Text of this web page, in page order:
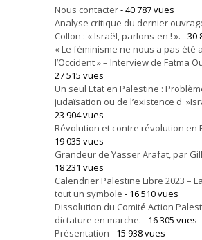
Nous contacter- 40 787 vues
Analyse critique du dernier
Collon : « Israël, parlons-en ! ». - 30
« Le féminisme ne nous a pas été
l’Occident » – Interview de Fatma
27 515 vues
Un seul Etat en Palestine :
judaïsation ou de l’existence d'
23 904 vues
Révolution et contre révolution en
19 035 vues
Grandeur de Yasser Arafat, par
18 231 vues
Calendrier Palestine Libre 2023 –
tout un symbole - 16 510 vues
Dissolution du Comité Action
dictature en marche. - 16 305 vues
Présentation - 15 938 vues